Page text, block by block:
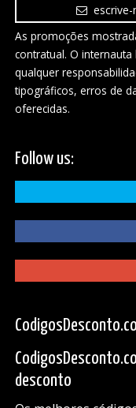
As promoções
contratual. O
qualquer
tipográficos, erros de
oferecidas.
Follow us:
desconto